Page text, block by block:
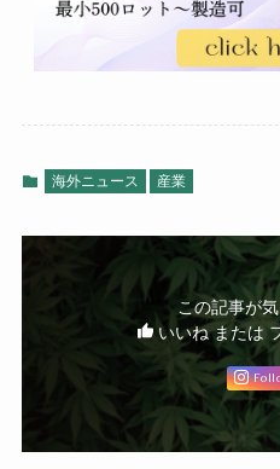
海外ニュース 産業
この記事が
いいね または